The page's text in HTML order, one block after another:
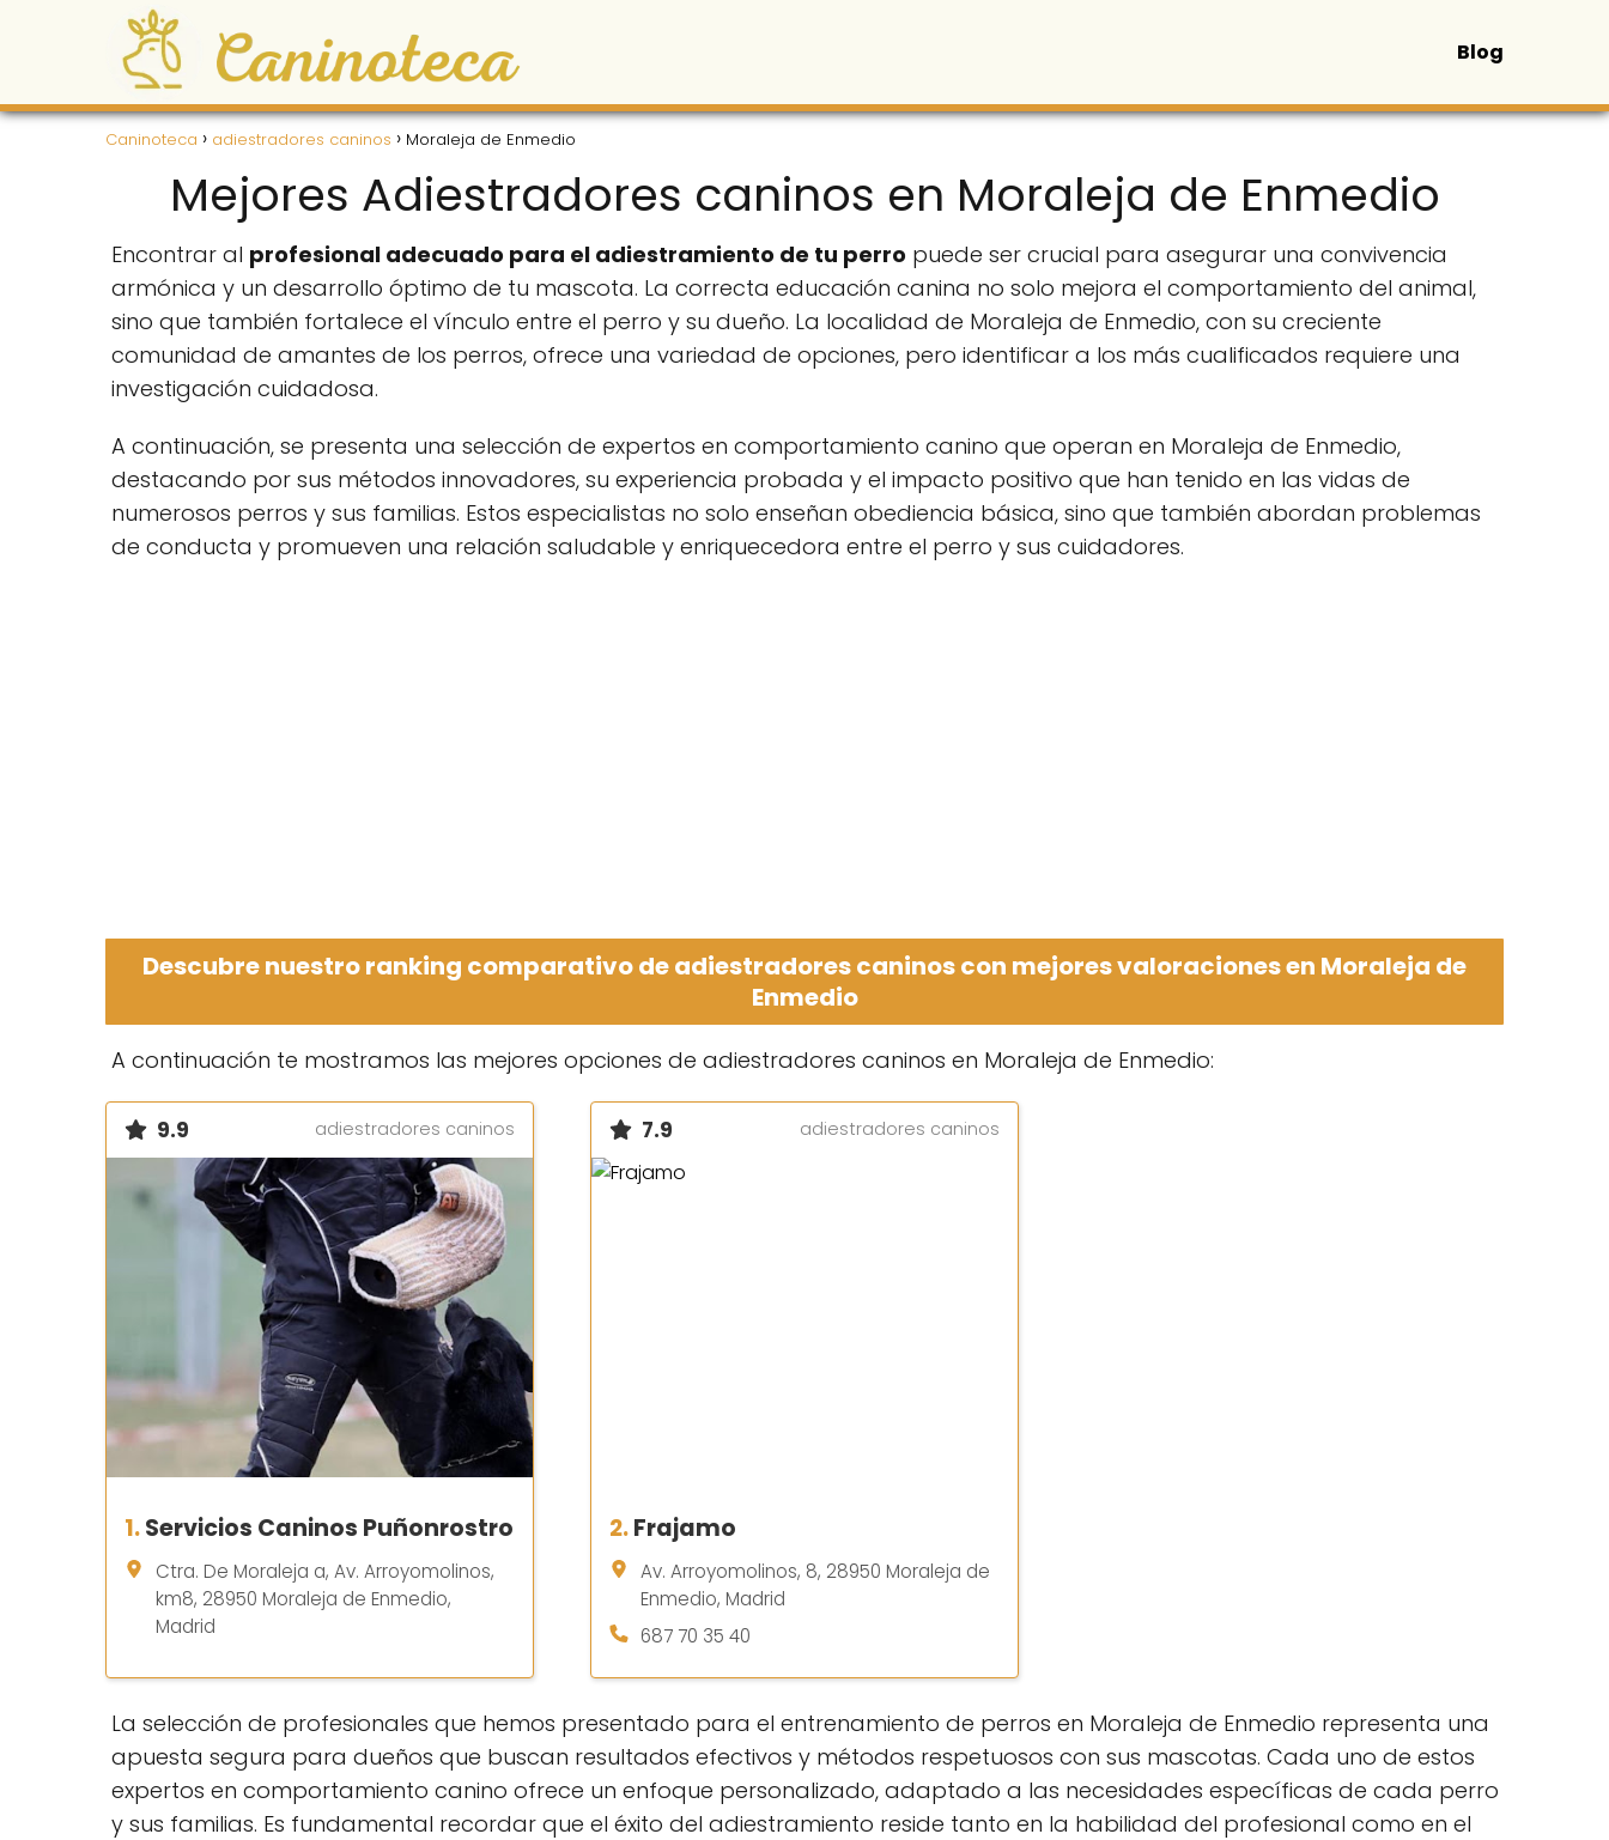
Blog
Caninoteca adiestradores caninos Moraleja de Enmedio
Mejores Adiestradores caninos en Moraleja de Enmedio
Encontrar al profesional adecuado para el adiestramiento de tu perro puede ser crucial para asegurar una convivencia
armónica y un desarrollo óptimo de tu mascota. La correcta educación canina no solo mejora el comportamiento del animal,
sino que también fortalece el vínculo entre el perro y su dueño. La localidad de Moraleja de Enmedio, con su creciente
comunidad de amantes de los perros, ofrece una variedad de opciones, pero identificar a los más cualificados requiere una
investigación cuidadosa.
A continuación, se presenta una selección de expertos en comportamiento canino que operan en Moraleja de Enmedio,
destacando por sus métodos innovadores, su experiencia probada y el impacto positivo que han tenido en las vidas de
numerosos perros y sus familias. Estos especialistas no solo enseñan obediencia básica, sino que también abordan problemas
de conducta y promueven una relación saludable y enriquecedora entre el perro y sus cuidadores.
Descubre nuestro ranking comparativo de adiestradores caninos con mejores valoraciones en Moraleja de
Enmedio
A continuación te mostramos las mejores opciones de adiestradores caninos en Moraleja de Enmedio:
9.9 adiestradores caninos
1.Servicios Caninos Puñonrostro
Ctra. De Moraleja a, Av. Arroyomolinos,
km8, 28950 Moraleja de Enmedio,
Madrid
7.9 adiestradores caninos
2.Frajamo
Av. Arroyomolinos, 8, 28950 Moraleja de
Enmedio, Madrid
687 70 35 40
La selección de profesionales que hemos presentado para el entrenamiento de perros en Moraleja de Enmedio representa una
apuesta segura para dueños que buscan resultados efectivos y métodos respetuosos con sus mascotas. Cada uno de estos
expertos en comportamiento canino ofrece un enfoque personalizado, adaptado a las necesidades específicas de cada perro
y sus familias. Es fundamental recordar que el éxito del adiestramiento reside tanto en la habilidad del profesional como en el